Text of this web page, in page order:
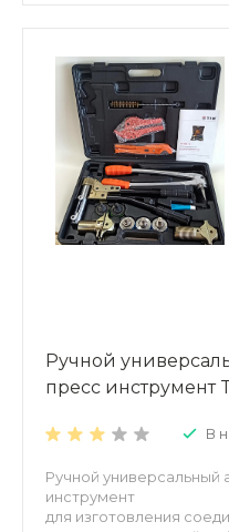
Ручной
пресс инструмент
В
Ручной универсальный
инструмент
для изготовления